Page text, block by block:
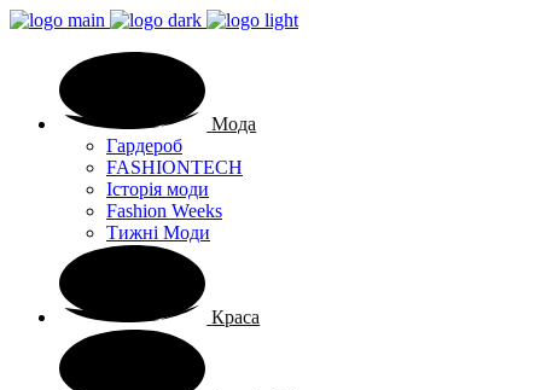
Мода
Гардероб
FASHIONTECH
Історія моди
Fashion Weeks
Тижні Моди
Краса